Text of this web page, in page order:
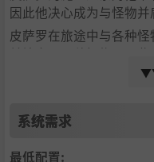
因此他决心成为与怪物并
皮萨罗在旅途中与各种怪
并培育、配种怪物，以此
立志成为最强怪物大师
************************
【本作的特征】
系统需求
最低配置: